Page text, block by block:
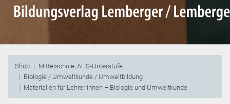
Shop
Mittelschule, AHS-Unterstufe
Biologie / Umweltkunde / Umweltbildung
Materialien für Lehrer:innen – Biologie und Umweltkunde